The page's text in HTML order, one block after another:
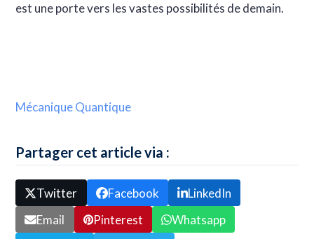
est une porte vers les vastes possibilités de demain.
Mécanique Quantique
Partager cet article via :
Twitter Facebook
LinkedIn
Email
Pinterest
Whatsapp